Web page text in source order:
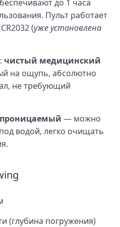
до 1 часа
Пульт работает
(уже установлена
чистый медицинский
на ощупь, абсолютно
не требующий
— можно
водой, легко очищать
(глубина погружения)